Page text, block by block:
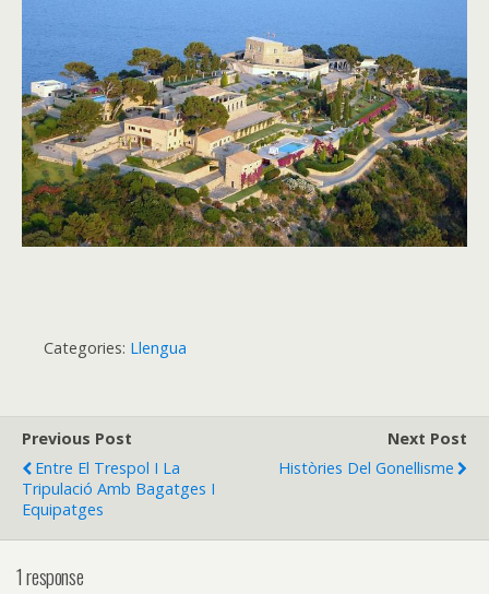
Categories: Llengua
Previous Post
Entre El Trespol I La
Tripulació Amb Bagatges I
Equipatges
Next Post
Històries Del Gonellisme
1 response